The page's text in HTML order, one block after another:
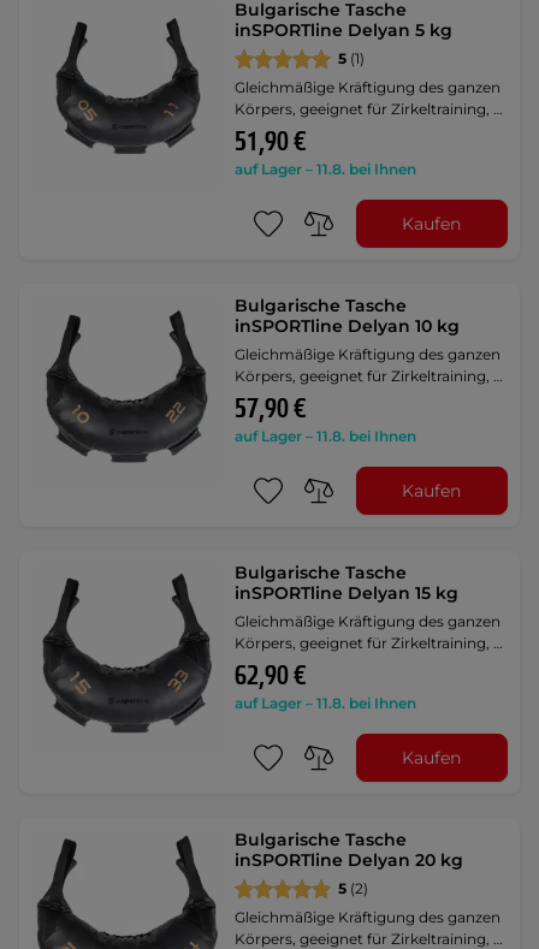
Bulgarische Tasche
inSPORTline Delyan 5 kg
5 (1)
Gleichmäßige Kräftigung des ganzen
Körpers, geeignet für Zirkeltraining, …
51,90 €
auf Lager – 11.8. bei Ihnen
Kaufen
Bulgarische Tasche
inSPORTline Delyan 10 kg
Gleichmäßige Kräftigung des ganzen
Körpers, geeignet für Zirkeltraining, …
57,90 €
auf Lager – 11.8. bei Ihnen
Kaufen
Bulgarische Tasche
inSPORTline Delyan 15 kg
Gleichmäßige Kräftigung des ganzen
Körpers, geeignet für Zirkeltraining, …
62,90 €
auf Lager – 11.8. bei Ihnen
Kaufen
Bulgarische Tasche
inSPORTline Delyan 20 kg
5 (2)
Gleichmäßige Kräftigung des ganzen
Körpers, geeignet für Zirkeltraining, …